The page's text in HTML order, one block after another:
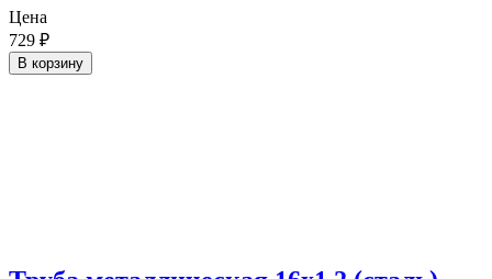
Цена
729 ₽
В корзину